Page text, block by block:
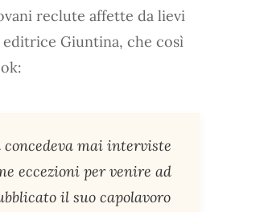
reclute affette da lievi
Giuntina, che così
concedeva mai interviste
eccezioni per venire ad
il suo capolavoro